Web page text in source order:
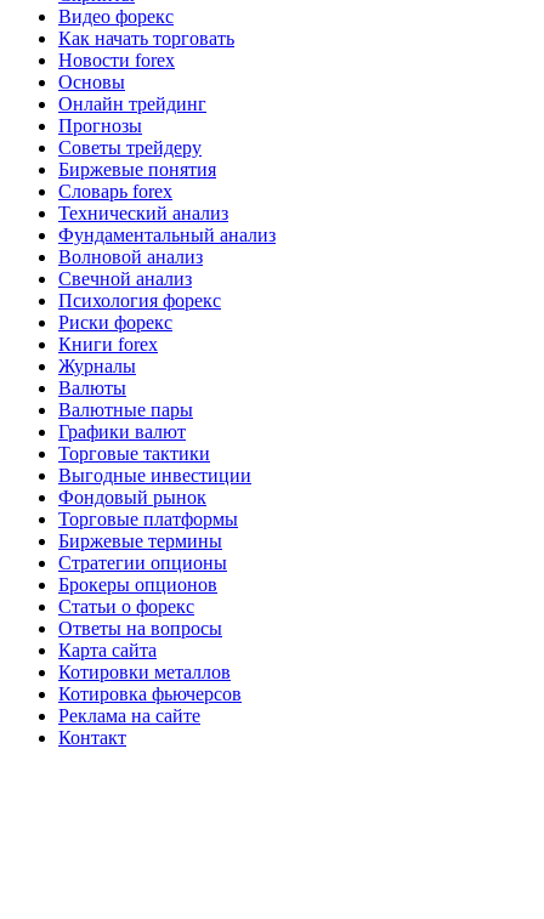
Видео форекс
Как начать торговать
Новости forex
Основы
Онлайн трейдинг
Прогнозы
Советы трейдеру
Биржевые понятия
Словарь forex
Технический анализ
Фундаментальный анализ
Волновой анализ
Свечной анализ
Психология форекс
Риски форекс
Книги forex
Журналы
Валюты
Валютные пары
Графики валют
Торговые тактики
Выгодные инвестиции
Фондовый рынок
Торговые платформы
Биржевые термины
Стратегии опционы
Брокеры опционов
Статьи о форекс
Ответы на вопросы
Карта сайта
Котировки металлов
Котировка фьючерсов
Реклама на сайте
Контакт